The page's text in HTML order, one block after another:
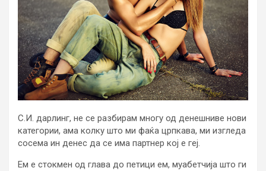
С.И. дарлинг, не се разбирам многу од денешниве нови
категории, ама колку што ми фаќа црпкава, ми изгледа
сосема ин денес да се има партнер кој е геј.
Ем е стокмен од глава до петици ем, муабетчија што ги